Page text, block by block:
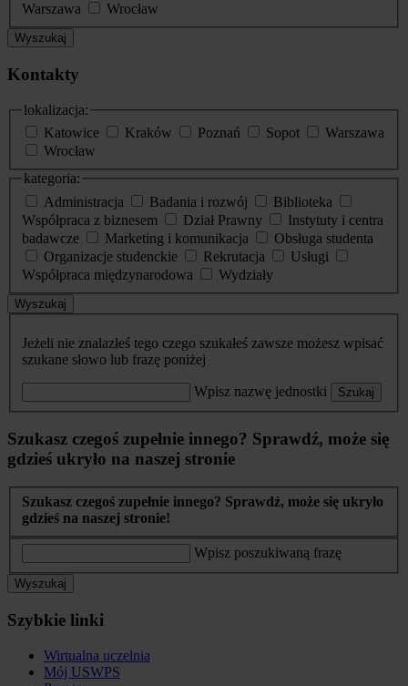
Warszawa
Wrocław
Wyszukaj
Kontakty
lokalizacja:
Katowice
Kraków Poznań Sopot
Warszawa
Wrocław
kategoria:
Administracja
Badania i rozwój
Biblioteka
Współpraca z biznesem
Dział Prawny
Instytuty i centra
badawcze
Marketing i komunikacja
Obsługa studenta
Organizacje studenckie
Rekrutacja
Usługi
Współpraca międzynarodowa
Wydziały
Wyszukaj
Jeżeli nie znalazłeś tego czego szukałeś zawsze możesz wpisać
szukane słowo lub frazę poniżej
Wpisz nazwę jednostki Szukaj
Szukasz czegoś zupełnie innego? Sprawdź, może się
gdzieś ukryło na naszej stronie
Szukasz czegoś zupełnie innego? Sprawdź, może się ukryło
gdzieś na naszej stronie!
Wpisz poszukiwaną frazę
Wyszukaj
Szybkie linki
Wirtualna uczelnia
Mój USWPS